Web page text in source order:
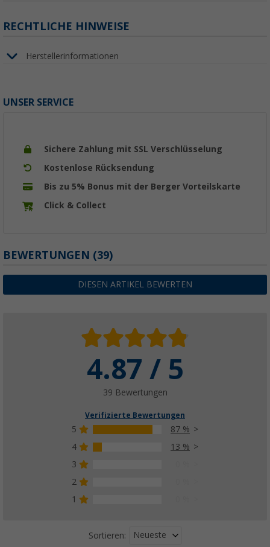
RECHTLICHE HINWEISE
Herstellerinformationen
UNSER SERVICE
Sichere Zahlung mit SSL Verschlüsselung
Kostenlose Rücksendung
Bis zu 5% Bonus mit der Berger Vorteilskarte
Click & Collect
BEWERTUNGEN (39)
DIESEN ARTIKEL BEWERTEN
4.87 / 5
39 Bewertungen
Verifizierte Bewertungen
5
87 %
4
13 %
3
2
1
Sortieren: Neueste